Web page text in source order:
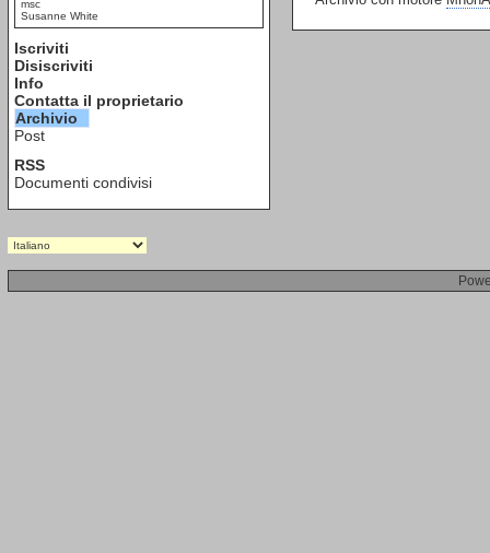
msc
Susanne White
Iscriviti
Disiscriviti
Info
Contatta il proprietario
Archivio
Post
RSS
Documenti condivisi